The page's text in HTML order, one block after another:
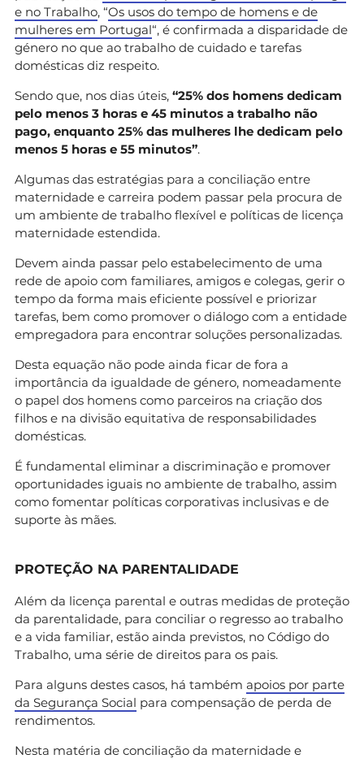
e no Trabalho, “Os usos do tempo de homens e de
mulheres em Portugal“, é confirmada a disparidade de
género no que ao trabalho de cuidado e tarefas
domésticas diz respeito.
Sendo que, nos dias úteis, “25% dos homens dedicam
pelo menos 3 horas e 45 minutos a trabalho não
pago, enquanto 25% das mulheres lhe dedicam pelo
menos 5 horas e 55 minutos”.
Algumas das estratégias para a conciliação entre
maternidade e carreira podem passar pela procura de
um ambiente de trabalho flexível e políticas de licença
maternidade estendida.
Devem ainda passar pelo estabelecimento de uma
rede de apoio com familiares, amigos e colegas, gerir o
tempo da forma mais eficiente possível e priorizar
tarefas, bem como promover o diálogo com a entidade
empregadora para encontrar soluções personalizadas.
Desta equação não pode ainda ficar de fora a
importância da igualdade de género, nomeadamente
o papel dos homens como parceiros na criação dos
filhos e na divisão equitativa de responsabilidades
domésticas.
É fundamental eliminar a discriminação e promover
oportunidades iguais no ambiente de trabalho, assim
como fomentar políticas corporativas inclusivas e de
suporte às mães.
PROTEÇÃO NA PARENTALIDADE
Além da licença parental e outras medidas de proteção
da parentalidade, para conciliar o regresso ao trabalho
e a vida familiar, estão ainda previstos, no Código do
Trabalho, uma série de direitos para os pais.
Para alguns destes casos, há também apoios por parte
da Segurança Social para compensação de perda de
rendimentos.
Nesta matéria de conciliação da maternidade e